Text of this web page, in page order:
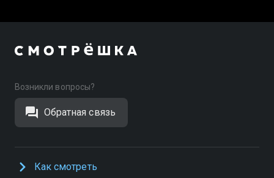
Возникли вопросы?
Обратная связь
Как смотреть